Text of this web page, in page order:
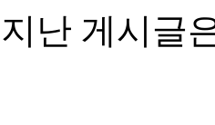
난 게시글